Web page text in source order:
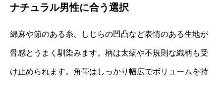
ナチュラル男性に合う選択
綿麻や節のある糸、しじらの凹凸など表情のある生地が
骨感とうまく馴染みます。柄は太縞や不規則な織柄も受
け止められます。角帯はしっかり幅広でボリュームを持